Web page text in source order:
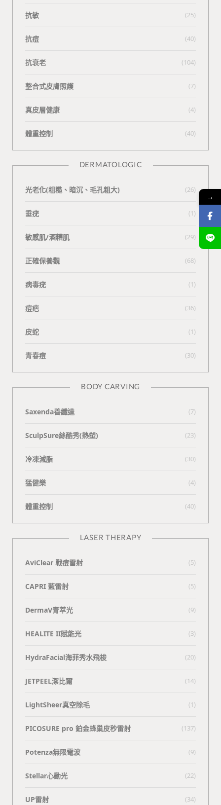
抗敏 (25)
抗痘 (40)
抗衰老 (104)
整合式皮膚照護 (7)
真皮層健康 (4)
體重控制 (40)
DERMATOLOGIC
光老化(粗糙、暗沉、毛孔粗大) (26)
垂疣 (1)
敏感肌/酒糟肌 (29)
正確保養觀 (68)
病毒疣 (1)
痘疤 (36)
皮蛇 (1)
青春痘 (30)
BODY CARVING
Saxenda善纖達 (7)
SculpSure絲酷秀(熱塑) (23)
冷凍減脂 (30)
猛健樂 (4)
體重控制 (40)
LASER THERAPY
AviClear 戰痘雷射 (5)
CAPRI 藍雷射 (5)
DermaV青萃光 (9)
HEALITE II賦能光 (3)
HydraFacial海菲秀水飛梭 (20)
JETPEEL潔比爾 (14)
LightSheer真空除毛 (1)
PICOSURE pro 鉑金蜂巢皮秒雷射 (137)
Potenza無限電波 (9)
Stellar心動光 (22)
UP雷射 (34)
→